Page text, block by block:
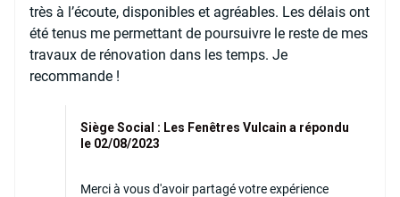
très à l’écoute, disponibles et agréables. Les délais ont
été tenus me permettant de poursuivre le reste de mes
travaux de rénovation dans les temps. Je
recommande !
Siège Social : Les Fenêtres Vulcain a répondu
le 02/08/2023
Merci à vous d'avoir partagé votre expérience